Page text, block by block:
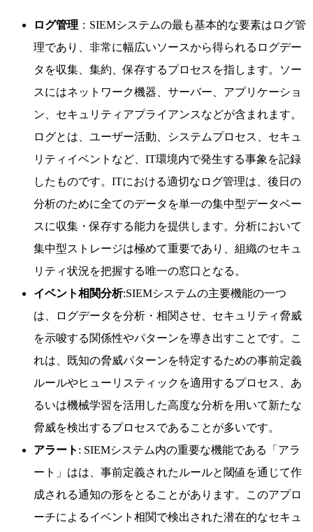
ログ管理 ：SIEMシステムの最も基本的な要素はログ管
理であり、非常に幅広いソースから得られるログデー
タを収集、集約、保存するプロセスを指します。ソー
スにはネットワーク機器、サーバー、アプリケーショ
ン、セキュリティアプライアンスなどが含まれます。
ログとは、ユーザー活動、システムプロセス、セキュ
リティイベントなど、IT環境内で発生する事象を記録
したものです。ITにおける適切なログ管理は、後日の
分析のために全てのデータを単一の集中型データベー
スに収集・保存する能力を提供します。分析において
集中型ストレージは極めて重要であり、組織のセキュ
リティ状況を把握する唯一の窓口となる。
イベント相関分析:SIEMシステムの主要機能の一つ
は、ログデータを分析・相関させ、セキュリティ脅威
を示唆する関係性やパターンを導き出すことです。こ
れは、既知の脅威パターンを特定するための事前定義
ルールやヒューリスティックを適用するプロセス、あ
るいは機械学習を活用した高度な分析を用いて新たな
脅威を検出するプロセスであることが多いです。
アラート : SIEMシステム内の重要な機能である「アラ
ート」はは、事前定義されたルールと閾値を通じて作
成される通知の形をとることがあります。このアプロ
ーチによるイベント相関で検出された潜在的なセキュ